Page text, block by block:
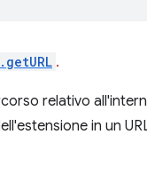
.
relativo
in un